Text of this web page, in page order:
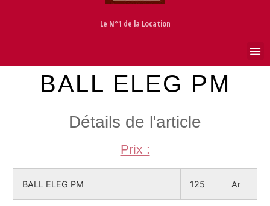
Le N°1 de la Location
BALL ELEG PM
Détails de l'article
Prix :
BALL ELEG PM 125 Ar